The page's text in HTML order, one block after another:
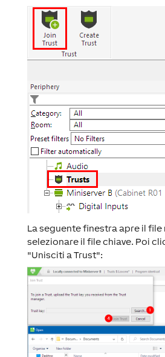
La seguente finestra apre il file
selezionare il file chiave. Poi
"Unisciti a Trust":